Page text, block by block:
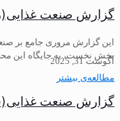
گزارش صنعت
این گزارش مروری جامع بر
بخش نخست، به جایگاه این
مطالعه‌ی بیشتر
آگوست 31, 2025
گزارش صنعت